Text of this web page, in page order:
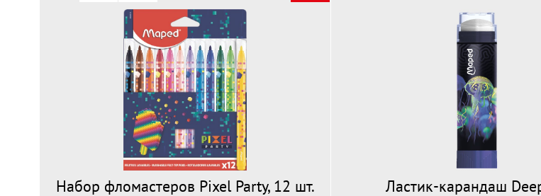
Набор фломастеров Pixel Party, 12 шт. Ластик-карандаш